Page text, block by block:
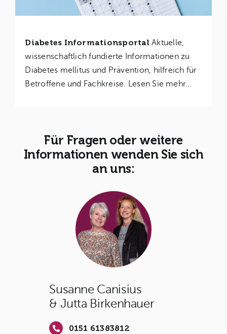
Diabetes Informationsportal Aktuelle,
wissenschaftlich fundierte Informationen zu
Diabetes mellitus und Prävention, hilfreich für
Betroffene und Fachkreise. Lesen Sie mehr…
Für Fragen oder weitere
Informationen wenden Sie sich
an uns:
Susanne Canisius
& Jutta Birkenhauer
0151 61383812